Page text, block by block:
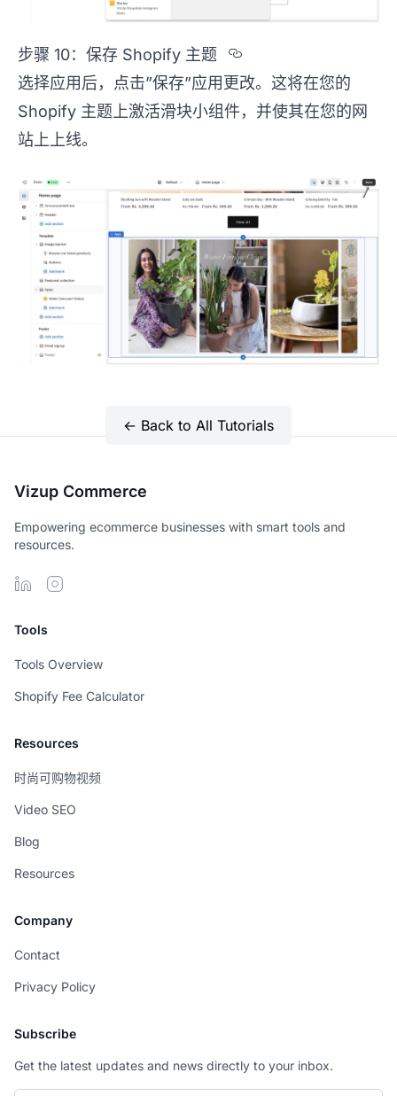
步骤 10：保存 Shopify 主题
Section titled
选择应用后，点击”保存”应用更改。这将在您的
Shopify 主题上激活滑块小组件，并使其在您的网
站上上线。
← Back to All Tutorials
Vizup Commerce
Empowering ecommerce businesses with smart tools and
resources.
Tools
Tools Overview
Shopify Fee Calculator
Resources
时尚可购物视频
Video SEO
Blog
Resources
Company
Contact
Privacy Policy
Subscribe
Get the latest updates and news directly to your inbox.